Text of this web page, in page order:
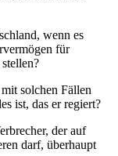
wenn es
für
solchen Fällen
ist, das er regiert?
der auf
darf, überhaupt